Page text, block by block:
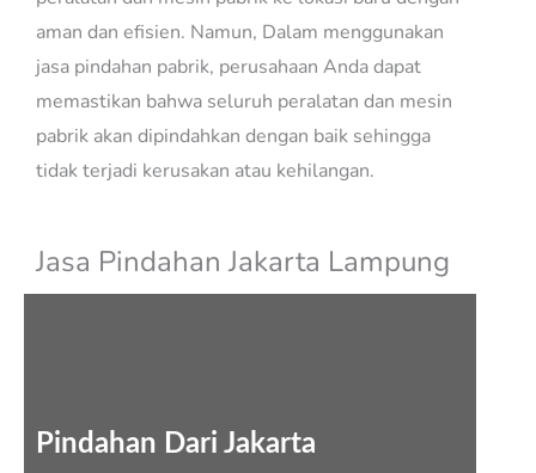
aman dan efisien. Namun, Dalam menggunakan
jasa pindahan pabrik, perusahaan Anda dapat
memastikan bahwa seluruh peralatan dan mesin
pabrik akan dipindahkan dengan baik sehingga
tidak terjadi kerusakan atau kehilangan.
Jasa Pindahan Jakarta Lampung
Pindahan Dari Jakarta